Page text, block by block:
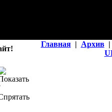
Главная | Архив |